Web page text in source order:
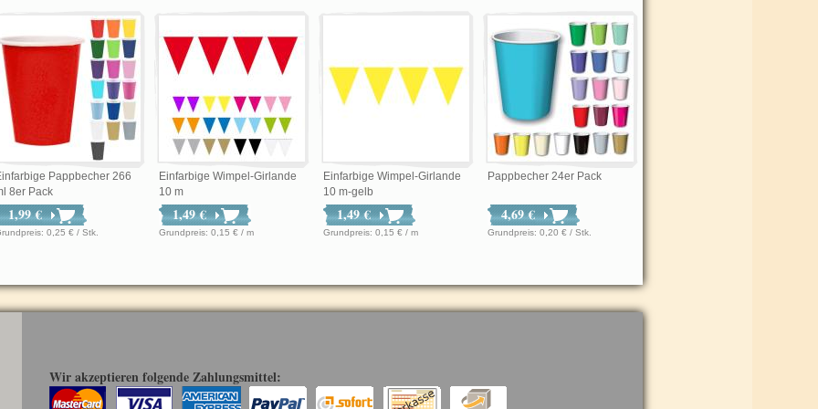
Pappbecher 266
8er Pack
1,99 €
Grundpreis: 0,25 € / Stk.
Einfarbige Wimpel-Girlande
10 m
1,49 €
Grundpreis: 0,15 € / m
Einfarbige Wimpel-Girlande
10 m-gelb
1,49 €
Grundpreis: 0,15 € / m
Pappbecher 24er Pack
4,69 €
Grundpreis: 0,20 € / Stk.
Wir akzeptieren folgende Zahlungsmittel: